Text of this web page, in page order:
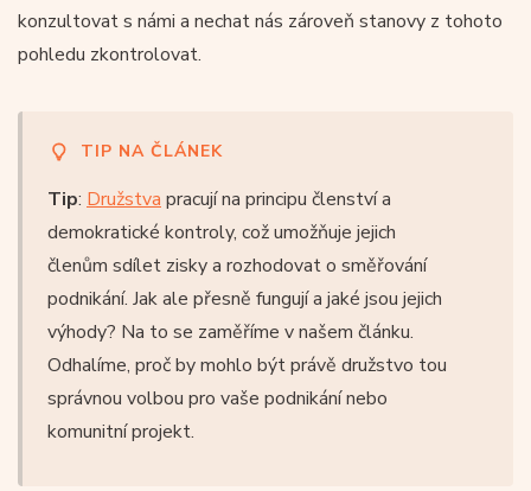
konzultovat s námi a nechat nás zároveň stanovy z tohoto
pohledu zkontrolovat.
TIP NA ČLÁNEK
Tip: Družstva pracují na principu členství a
demokratické kontroly, což umožňuje jejich
členům sdílet zisky a rozhodovat o směřování
podnikání. Jak ale přesně fungují a jaké jsou jejich
výhody? Na to se zaměříme v našem článku.
Odhalíme, proč by mohlo být právě družstvo tou
správnou volbou pro vaše podnikání nebo
komunitní projekt.